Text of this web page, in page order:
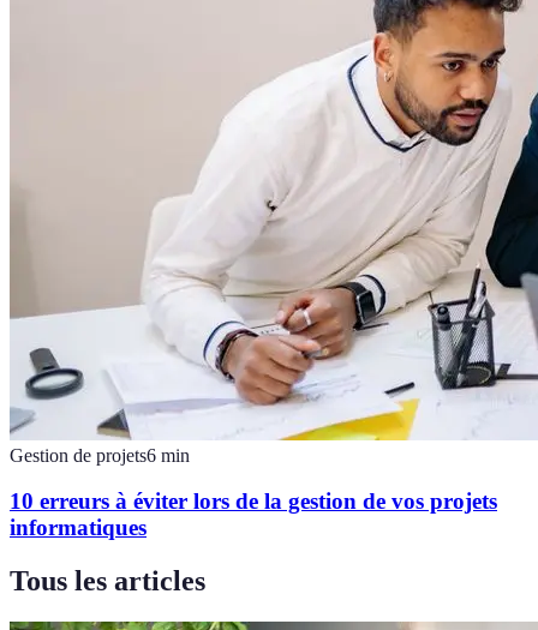
Gestion de projets6 min
10 erreurs à éviter lors de la gestion de vos projets
informatiques
Tous les articles